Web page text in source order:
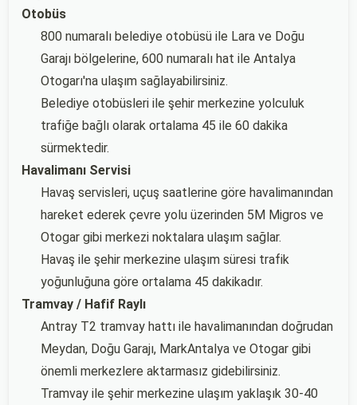
Otobüs
800 numaralı belediye otobüsü ile Lara ve Doğu
Garajı bölgelerine, 600 numaralı hat ile Antalya
Otogarı'na ulaşım sağlayabilirsiniz.
Belediye otobüsleri ile şehir merkezine yolculuk
trafiğe bağlı olarak ortalama 45 ile 60 dakika
sürmektedir.
Havalimanı Servisi
Havaş servisleri, uçuş saatlerine göre havalimanından
hareket ederek çevre yolu üzerinden 5M Migros ve
Otogar gibi merkezi noktalara ulaşım sağlar.
Havaş ile şehir merkezine ulaşım süresi trafik
yoğunluğuna göre ortalama 45 dakikadır.
Tramvay / Hafif Raylı
Antray T2 tramvay hattı ile havalimanından doğrudan
Meydan, Doğu Garajı, MarkAntalya ve Otogar gibi
önemli merkezlere aktarmasız gidebilirsiniz.
Tramvay ile şehir merkezine ulaşım yaklaşık 30-40